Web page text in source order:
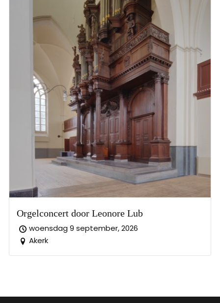
Orgelconcert door Leonore Lub
woensdag 9 september, 2026
Akerk